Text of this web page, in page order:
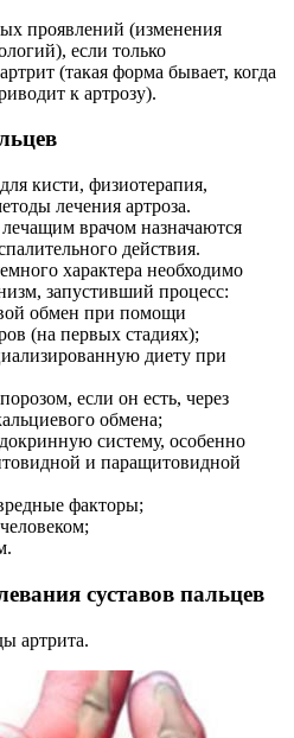
проявлений (изменения
если только
(такая форма бывает, когда
к артрозу).
кисти, физиотерапия,
лечения артроза.
врачом назначаются
действия.
характера необходимо
запустивший процесс:
обмен при помощи
(на первых стадиях);
диету при
если он есть, через
обмена;
систему, особенно
и паращитовидной
факторы;
суставов пальцев
артрита.